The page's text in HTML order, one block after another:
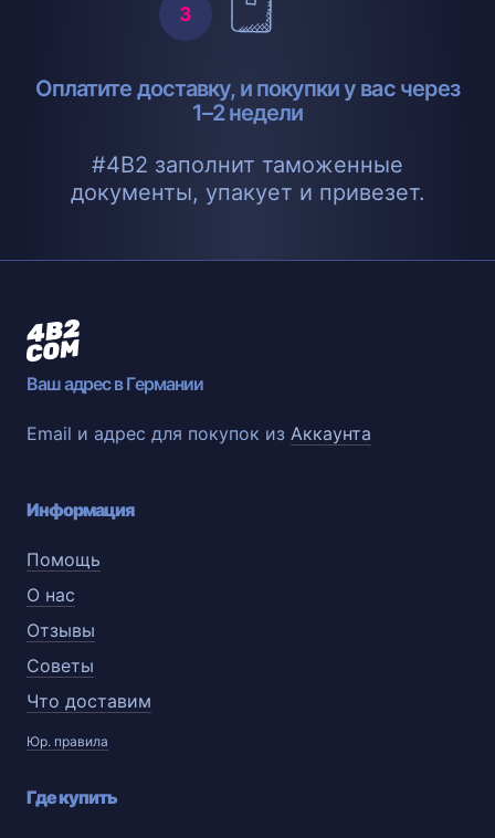
Оплатите доставку, и покупки у вас через
1–2 недели
#4B2 заполнит таможенные
документы, упакует и привезет.
Ваш адрес в Германии
Email и адрес для покупок из Аккаунта
Информация
Помощь
О нас
Отзывы
Советы
Что доставим
Юр. правила
Где купить